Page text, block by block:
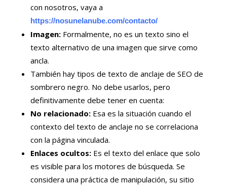
con nosotros, vaya a
https://nosunelanube.com/contacto/
Imagen:Formalmente, no es un texto sino el
texto alternativo de una imagen que sirve como
ancla.
También hay tipos de texto de anclaje de SEO de
sombrero negro. No debe usarlos, pero
definitivamente debe tener en cuenta:
No relacionado:Esa es la situación cuando el
contexto del texto de anclaje no se correlaciona
con la página vinculada.
Enlaces ocultos:Es el texto del enlace que solo
es visible para los motores de búsqueda. Se
considera una práctica de manipulación, su sitio